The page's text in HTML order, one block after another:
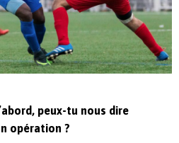
peux-tu nous dire
opération ?